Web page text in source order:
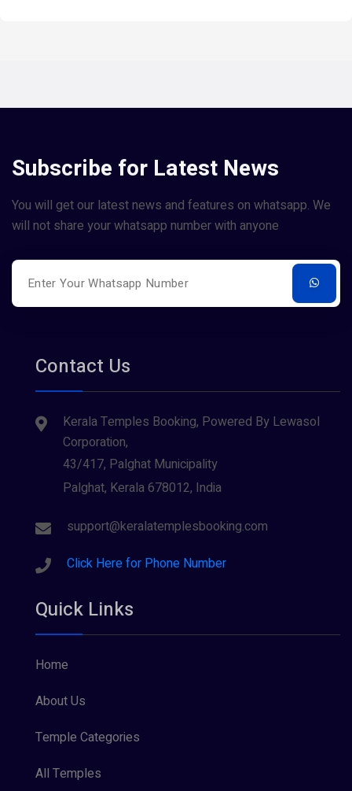
Subscribe for Latest News
You will get our latest news and features on whatsapp. We
will not share your whatsapp number with anyone
Contact Us
Kerala Temples Booking, Powered By Lewasol
Corporation,
43/417, Palghat Municipality
Palghat, Kerala 678012, India
support@keralatemplesbooking.com
Click Here for Phone Number
Quick Links
Home
About Us
Temple Categories
All Temples